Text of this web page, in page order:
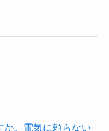
か。電気に頼らない